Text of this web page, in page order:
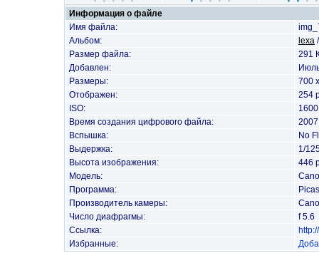
Информация о файле
Имя файла:
Альбом:
lexa
Размер файла:
291
Добавлен:
Размеры:
700
Отображен:
254
ISO:
1600
Время создания цифрового файла:
Вспышка:
No
Выдержка:
1/
Высота изображения:
446
Модель:
Программа:
Производитель камеры:
Число диафрагмы:
f 5.6
Ссылка:
Избранные: